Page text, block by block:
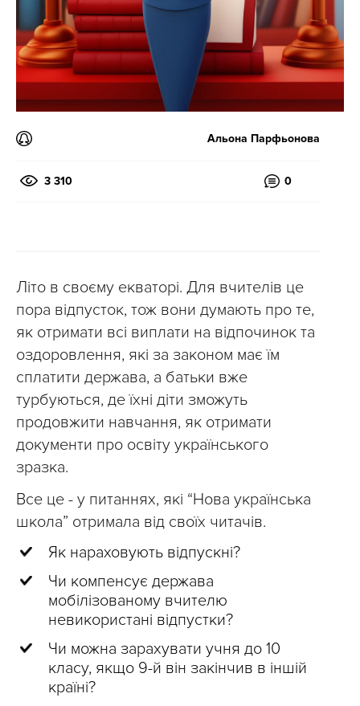
Альона Парфьонова
3 310 0
Літо в своєму екваторі. Для вчителів це
пора відпусток, тож вони думають про те,
як отримати всі виплати на відпочинок та
оздоровлення, які за законом має їм
сплатити держава, а батьки вже
турбуються, де їхні діти зможуть
продовжити навчання, як отримати
документи про освіту українського
зразка.
Все це - у питаннях, які “Нова українська
школа” отримала від своїх читачів.
Як нараховують відпускні?
Чи компенсує держава
мобілізованому вчителю
невикористані відпустки?
Чи можна зарахувати учня до 10
класу, якщо 9-й він закінчив в іншій
країні?